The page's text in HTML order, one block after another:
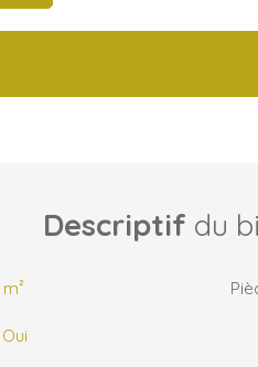
Descriptif du
m²
Oui